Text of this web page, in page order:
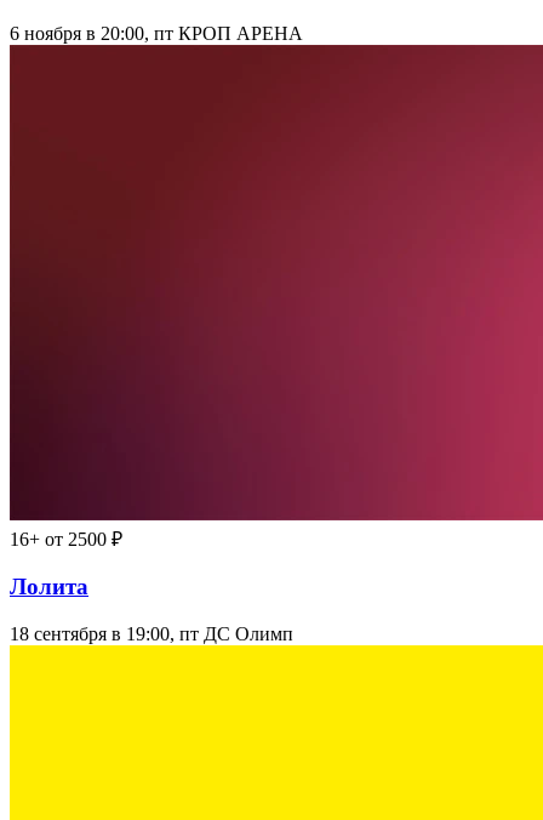
6 ноября в 20:00, пт КРОП АРЕНА
16+ от 2500 ₽
Лолита
18 сентября в 19:00, пт ДС Олимп